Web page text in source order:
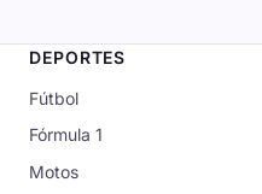
DEPORTES
Fútbol
Fórmula 1
Motos